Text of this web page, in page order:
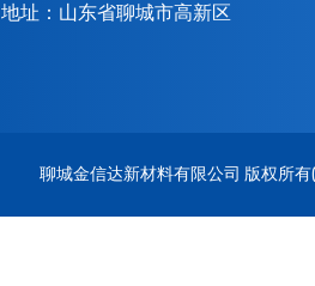
地址：山东省聊城市高新区
聊城金信达新材料有限公司 版权所